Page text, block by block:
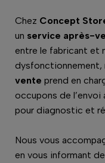
Chez Concept
un service après-
entre le fabricant et
dysfonctionnement,
vente prend en
occupons de l’envoi
pour diagnostic et
Nous vous
en vous informant